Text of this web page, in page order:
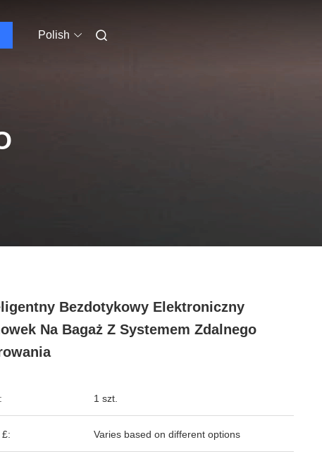
Polish
Bezdotykowy Elektroniczny
Na Bagaż Z Systemem Zdalnego
1 szt.
Varies based on different options